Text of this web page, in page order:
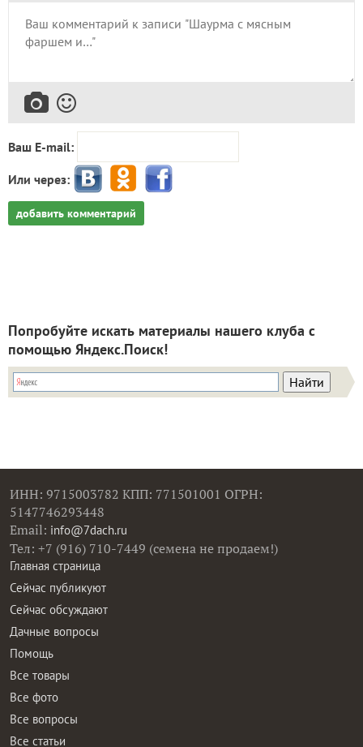
Ваш E-mail:
Или через:
добавить комментарий
Попробуйте искать материалы нашего клуба с
помощью Яндекс.Поиск!
ИНН: 9715003782 КПП: 771501001 ОГРН:
5147746293448
Email: info@7dach.ru
Тел: +7 (916) 710-7449 (семена не продаем!)
Главная страница
Сейчас публикуют
Сейчас обсуждают
Дачные вопросы
Помощь
Все товары
Все фото
Все вопросы
Все статьи